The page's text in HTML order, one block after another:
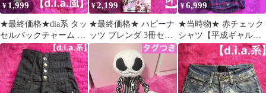
¥ 1,999
★最終価格★dia系 タッ
セルバックチャーム キ
ーホルダー ホワイト ス
トラップ
¥2,199
★最終価格★ ハピーナ
ッツ ブレンダ 3冊セッ
ト【平成ギャル】2014
¥6,999
★当時物★ 赤チェック
シャツ【平成ギャル】
フードつき フード収納
可能 dia系